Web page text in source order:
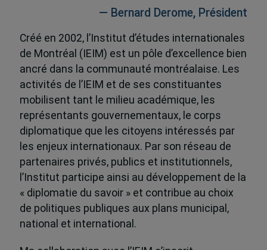
— Bernard Derome, Président
Créé en 2002, l’Institut d’études internationales
de Montréal (IEIM) est un pôle d’excellence bien
ancré dans la communauté montréalaise. Les
activités de l’IEIM et de ses constituantes
mobilisent tant le milieu académique, les
représentants gouvernementaux, le corps
diplomatique que les citoyens intéressés par
les enjeux internationaux. Par son réseau de
partenaires privés, publics et institutionnels,
l’Institut participe ainsi au développement de la
« diplomatie du savoir » et contribue au choix
de politiques publiques aux plans municipal,
national et international.